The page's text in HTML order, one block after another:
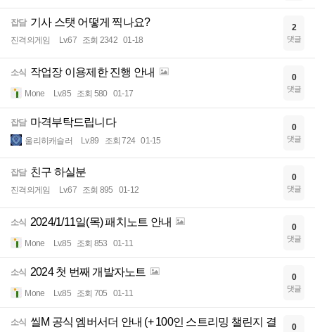
잡담 기사 스탯 어떻게 찍나요?
진격의게임 Lv.67 조회 2342 01-18
2
댓글
소식 작업장 이용제한 진행 안내
Mone Lv.85 조회 580 01-17
0
댓글
잡담 마격부탁드립니다
울리히캐슬러 Lv.89 조회 724 01-15
0
댓글
잡담 친구 하실분
진격의게임 Lv.67 조회 895 01-12
0
댓글
소식 2024/1/11일(목) 패치노트 안내
Mone Lv.85 조회 853 01-11
0
댓글
소식 2024 첫 번째 개발자노트
Mone Lv.85 조회 705 01-11
0
댓글
소식
씰M 공식 엠버서더 안내 (+ 100인 스트리밍 챌린지 결
0